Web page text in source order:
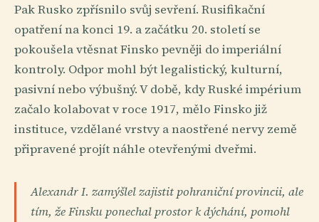
Pak Rusko zpřísnilo svůj sevření. Rusifikační
opatření na konci 19. a začátku 20. století se
pokoušela vtěsnat Finsko pevněji do imperiální
kontroly. Odpor mohl být legalistický, kulturní,
pasivní nebo výbušný. V době, kdy Ruské impérium
začalo kolabovat v roce 1917, mělo Finsko již
instituce, vzdělané vrstvy a naostřené nervy země
připravené projít náhle otevřenými dveřmi.
Alexandr I. zamýšlel zajistit pohraniční provincii, ale
tím, že Finsku ponechal prostor k dýchání, pomohl